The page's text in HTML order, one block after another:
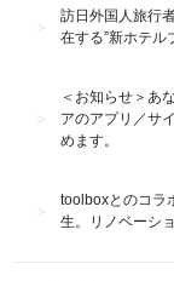
訪日外国人旅行
在する”新ホテル
＜お知らせ＞あ
アのアプリ／サ
めます。
toolboxとのコラ
生。リノベーシ